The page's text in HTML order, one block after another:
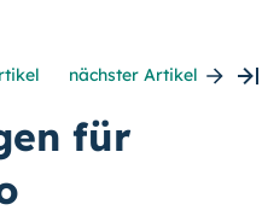
nächster Artikel
für